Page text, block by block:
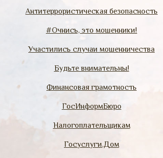
Антитеррористическая безопасность
#Очнись, это мошенники!
Участились случаи мошенничества
Будьте внимательны!
Финансовая грамотность
ГосИнформБюро
Налогоплательщикам
Госуслуги.Дом